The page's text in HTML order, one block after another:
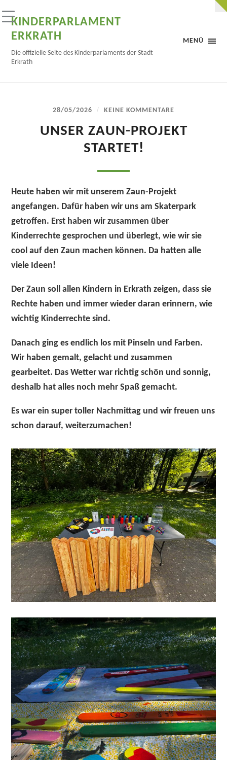
MENÜ
KINDERPARLAMENT
ERKRATH
Die offizielle Seite des Kinderparlaments der Stadt
Erkrath
28/05/2026 / KEINE KOMMENTARE
UNSER ZAUN-PROJEKT
STARTET!
Heute haben wir mit unserem Zaun-Projekt
angefangen. Dafür haben wir uns am Skaterpark
getroffen. Erst haben wir zusammen über
Kinderrechte gesprochen und überlegt, wie wir sie
cool auf den Zaun machen können. Da hatten alle
viele Ideen!
Der Zaun soll allen Kindern in Erkrath zeigen, dass sie
Rechte haben und immer wieder daran erinnern, wie
wichtig Kinderrechte sind.
Danach ging es endlich los mit Pinseln und Farben.
Wir haben gemalt, gelacht und zusammen
gearbeitet. Das Wetter war richtig schön und sonnig,
deshalb hat alles noch mehr Spaß gemacht.
Es war ein super toller Nachmittag und wir freuen uns
schon darauf, weiterzumachen!